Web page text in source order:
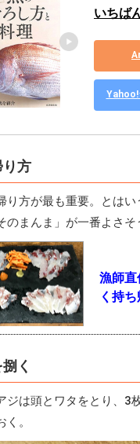
いちば
Yahoo!
方
り方が最も重要。とは
のまんま」が一番よさそ
漁師直
く持
く
ジは頭とワタをとり、3
。